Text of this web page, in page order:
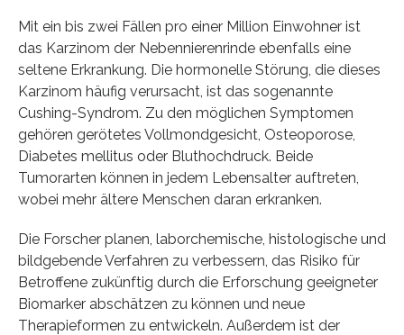
Mit ein bis zwei Fällen pro einer Million Einwohner ist
das Karzinom der Nebennierenrinde ebenfalls eine
seltene Erkrankung. Die hormonelle Störung, die dieses
Karzinom häufig verursacht, ist das sogenannte
Cushing-Syndrom. Zu den möglichen Symptomen
gehören gerötetes Vollmondgesicht, Osteoporose,
Diabetes mellitus oder Bluthochdruck. Beide
Tumorarten können in jedem Lebensalter auftreten,
wobei mehr ältere Menschen daran erkranken.
Die Forscher planen, laborchemische, histologische und
bildgebende Verfahren zu verbessern, das Risiko für
Betroffene zukünftig durch die Erforschung geeigneter
Biomarker abschätzen zu können und neue
Therapieformen zu entwickeln. Außerdem ist der